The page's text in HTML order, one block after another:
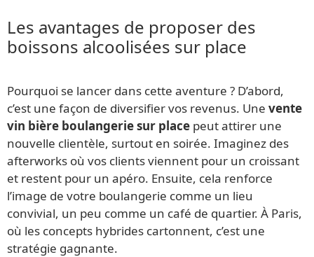
Les avantages de proposer des
boissons alcoolisées sur place
Pourquoi se lancer dans cette aventure ? D’abord,
c’est une façon de diversifier vos revenus. Une vente
vin bière boulangerie sur place peut attirer une
nouvelle clientèle, surtout en soirée. Imaginez des
afterworks où vos clients viennent pour un croissant
et restent pour un apéro. Ensuite, cela renforce
l’image de votre boulangerie comme un lieu
convivial, un peu comme un café de quartier. À Paris,
où les concepts hybrides cartonnent, c’est une
stratégie gagnante.